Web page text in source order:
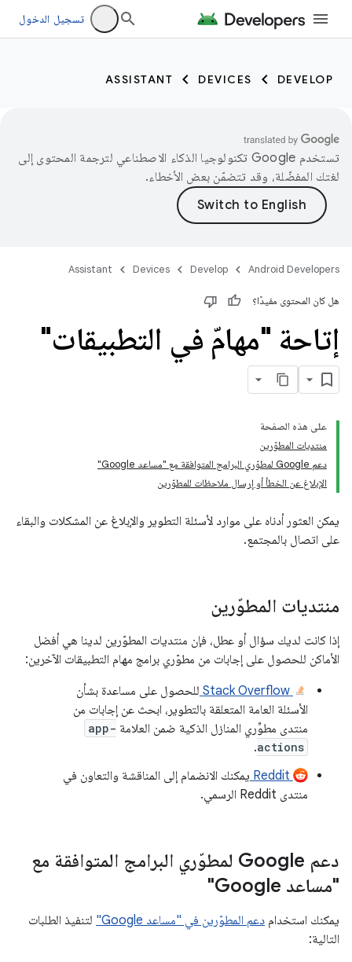
تسجيل الدخول
DEVELOP
DEVICES
ASSISTANT
تستخدم Google تكنولوجيا الذكاء الاصطناعي لترجمة المحتوى إلى
لغتك المفضّلة، وقد تتضمّن بعض الأخطاء.
Android Developers
Develop
Devices
Assistant
هل كان المحتوى مفيدًا؟
إتاحة "مهامّ في التطبيقات"
على هذه الصفحة
منتديات المطوّرين
دعم Google لمطوّري البرامج المتوافقة مع "مساعد Google"
الإبلاغ عن الخطأ أو إرسال ملاحظات للمطوّرين
يمكن العثور أدناه على موارد لأسئلة التطوير والإبلاغ عن المشكلات والبقاء
على اتصال بالمجتمع.
منتديات المطوّرين
إذا كانت لديك سؤال أو عطل، فإن منتديات المطوّرين لدينا هي أفضل
الأماكن للحصول على إجابات من مطوّري برامج مهام التطبيقات الآخرين:
Stack Overflow
للحصول على مساعدة بشأن
الأسئلة العامة المتعلقة بالتطوير، ابحث عن إجابات من
منتدى مطوِّري المنازل الذكية ضمن العلامة app-
actions
.
يمكنك الانضمام إلى المناقشة والتعاون في
منتدى Reddit الرسمي.
دعم Google لمطوّري البرامج المتوافقة مع
"مساعد Google"
يمكنك استخدام دعم المطوّرين في "مساعد Google"
لتنفيذ الطلبات
التالية: